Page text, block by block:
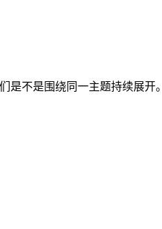
是不是围绕同一主题持续展开。